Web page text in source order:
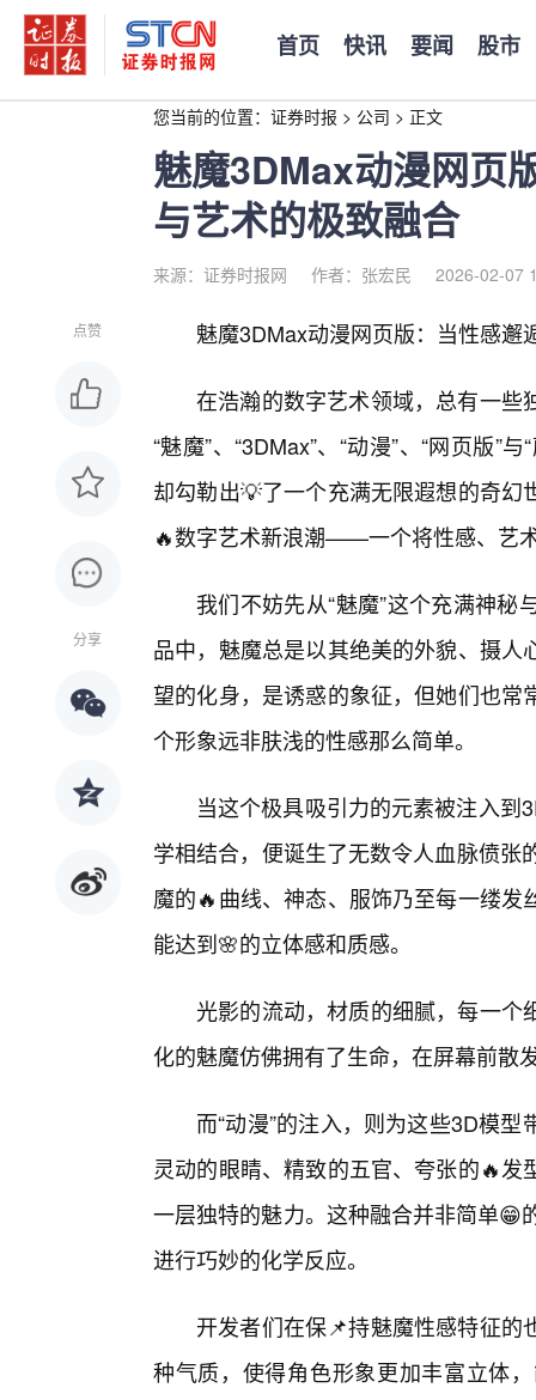
首页 快讯 要闻 股市
您当前的位置： 证券时报 > 公司 > 正文
魅魔3DMax动漫网页
与艺术的极致融合
来源：证券时报网 作者：张宏民 2026-02-07
点赞
分享
魅魔3DMax动漫网页版：当性感邂
在浩瀚的数字艺术领域，总有一些
“魅魔”、“3DMax”、“动漫”、“网页版”
却勾勒出💡了一个充满无限遐想的奇
🔥数字艺术新浪潮——一个将性感、艺
我们不妨先从“魅魔”这个充满神
品中，魅魔总是以其绝美的外貌、摄
望的化身，是诱惑的象征，但她们也
个形象远非肤浅的性感那么简单。
当这个极具吸引力的元素被注入到
学相结合，便诞生了无数令人血脉偾
魔的🔥曲线、神态、服饰乃至每一缕
能达到🌸的立体感和质感。
光影的流动，材质的细腻，每一
化的魅魔仿佛拥有了生命，在屏幕前散
而“动漫”的注入，则为这些3D模
灵动的眼睛、精致的五官、夸张的🔥
一层独特的魅力。这种融合并非简单😁
进行巧妙的化学反应。
开发者们在保📌持魅魔性感特征
种气质，使得角色形象更加丰富立体